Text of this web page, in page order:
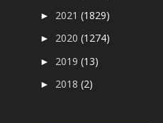
► 2021(1829)
► 2020(1274)
► 2019(13)
► 2018(2)